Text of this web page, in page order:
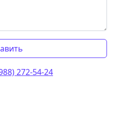
272-54-24